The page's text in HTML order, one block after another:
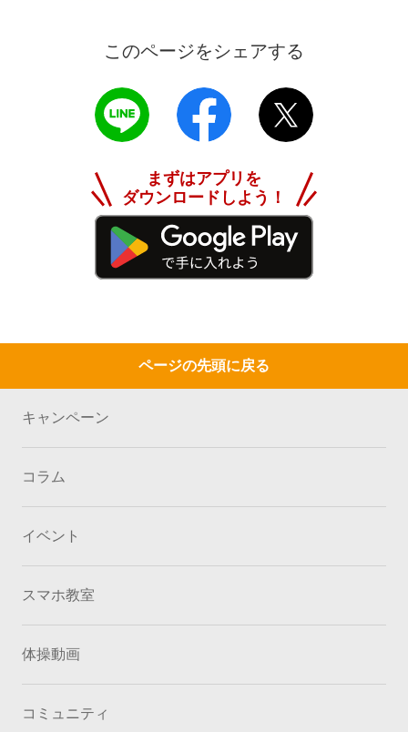
このページをシェアする
まずはアプリを
ダウンロードしよう！
ページの先頭に戻る
キャンペーン
コラム
イベント
スマホ教室
体操動画
コミュニティ